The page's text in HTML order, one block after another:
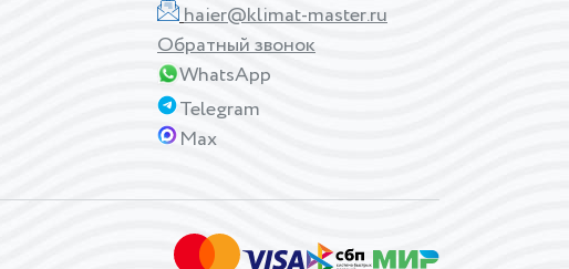
haier@klimat-master.ru
Обратный звонок
WhatsApp
Telegram
Max